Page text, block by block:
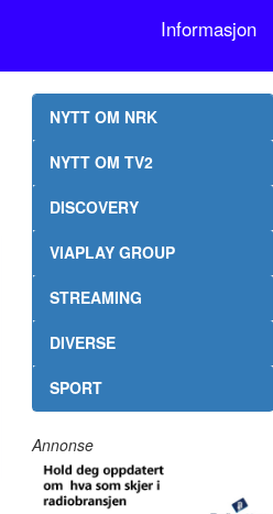
Informasjon
NYTT OM NRK
NYTT OM TV2
DISCOVERY
VIAPLAY GROUP
STREAMING
DIVERSE
SPORT
Annonse